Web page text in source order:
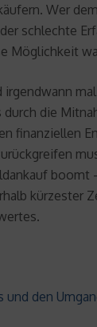
Wer
schlechte
Möglichkeit
irgendwann
die
finanziellen
boomt
kürzester
und den